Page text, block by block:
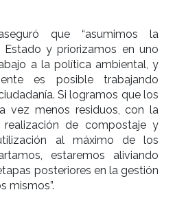
que “asumimos la
y priorizamos en uno
a la política ambiental, y
es posible trabajando
Si logramos que los
vez menos residuos, con la
realización de compostaje y
al máximo de los
estaremos aliviando
posteriores en la gestión
mismos”.